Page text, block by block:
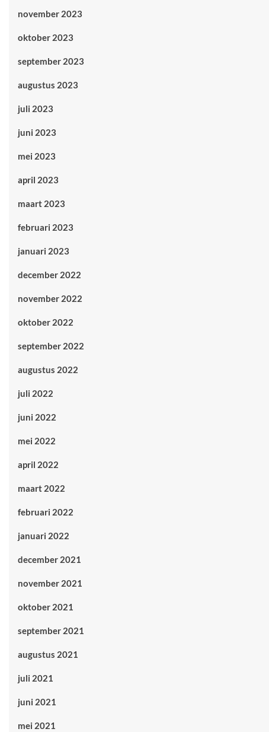
november 2023
oktober 2023
september 2023
augustus 2023
juli 2023
juni 2023
mei 2023
april 2023
maart 2023
februari 2023
januari 2023
december 2022
november 2022
oktober 2022
september 2022
augustus 2022
juli 2022
juni 2022
mei 2022
april 2022
maart 2022
februari 2022
januari 2022
december 2021
november 2021
oktober 2021
september 2021
augustus 2021
juli 2021
juni 2021
mei 2021